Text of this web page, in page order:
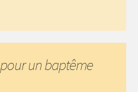
pour un baptême